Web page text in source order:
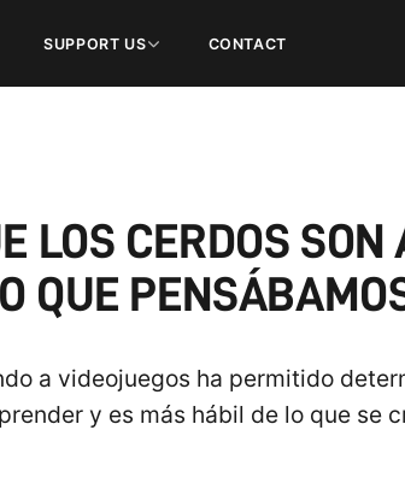
SUPPORT US CONTACT
LOS CERDOS
QUE
a videojuegos ha permitido
y es más hábil de lo que se